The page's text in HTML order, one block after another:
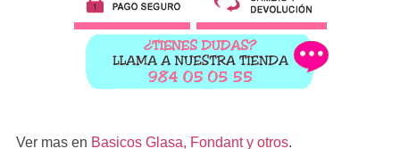
Ver mas en Basicos Glasa, Fondant y otros.